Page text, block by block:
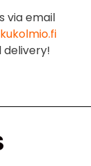
via email